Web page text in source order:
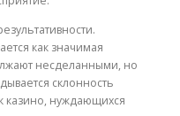
как значимая
несделанными, но
склонность
казино, нуждающихся